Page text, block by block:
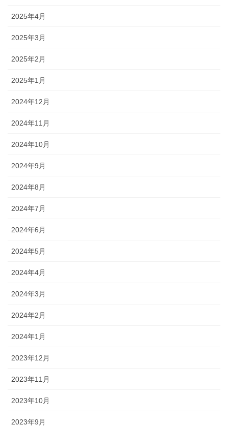
2025年4月
2025年3月
2025年2月
2025年1月
2024年12月
2024年11月
2024年10月
2024年9月
2024年8月
2024年7月
2024年6月
2024年5月
2024年4月
2024年3月
2024年2月
2024年1月
2023年12月
2023年11月
2023年10月
2023年9月